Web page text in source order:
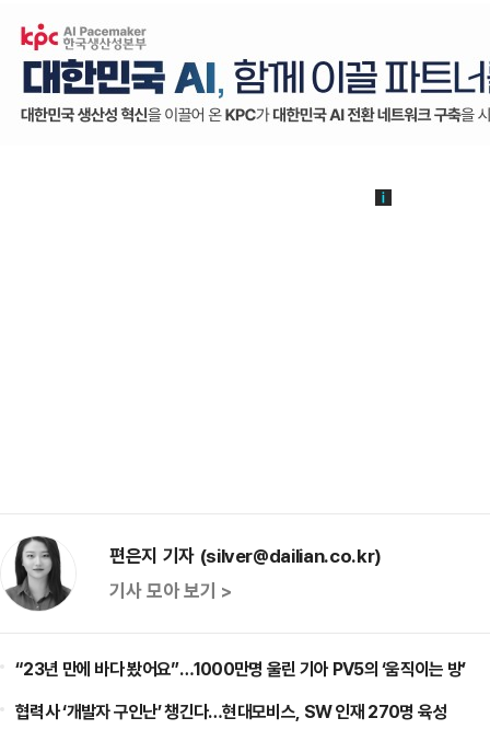
편은지 기자 (silver@dailian.co.kr)
기사 모아 보기 >
“23년 만에 바다 봤어요”…1000만명 울린 기아 PV5의 ‘움직이는 방’
협력사 ‘개발자 구인난’ 챙긴다…현대모비스, SW 인재 270명 육성